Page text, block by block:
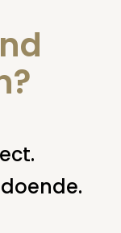
crematorium